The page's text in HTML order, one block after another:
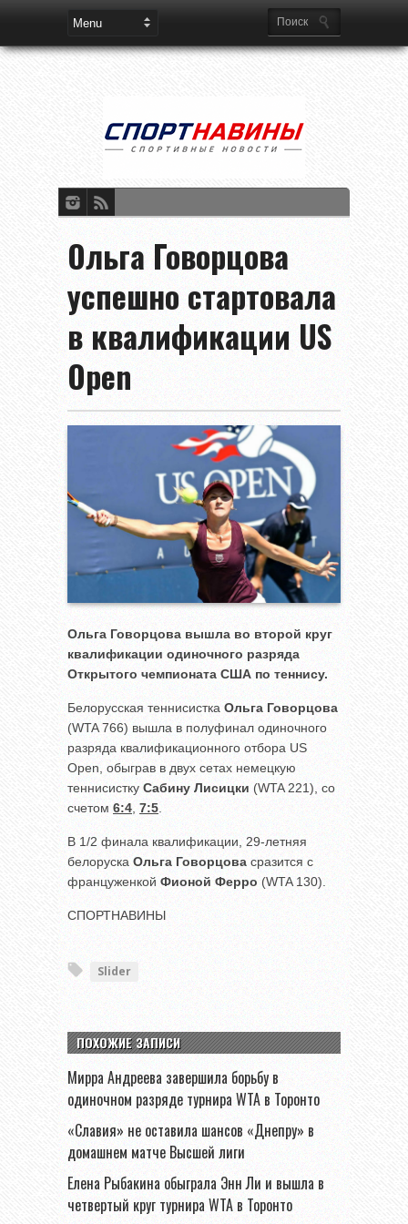
Ольга Говорцова
успешно стартовала
в квалификации US
Open
Ольга Говорцова вышла во второй круг
квалификации одиночного разряда
Открытого чемпионата США по теннису.
Белорусская теннисистка Ольга Говорцова
(WTA 766) вышла в полуфинал одиночного
разряда квалификационного отбора US
Open, обыграв в двух сетах немецкую
теннисистку Сабину Лисицки (WTA 221), со
счетом 6:4 7:5
В 1/2 финала квалификации, 29-летняя
белоруска Ольга Говорцова сразится с
француженкой Фионой Ферро (WTA 130).
СПОРТНАВИНЫ
Slider
ПОХОЖИЕ ЗАПИСИ
Мирра Андреева завершила борьбу в
одиночном разряде турнира WTA в Торонто
«Славия» не оставила шансов «Днепру» в
домашнем матче Высшей лиги
Елена Рыбакина обыграла Энн Ли и вышла в
четвертый круг турнира WTA в Торонто